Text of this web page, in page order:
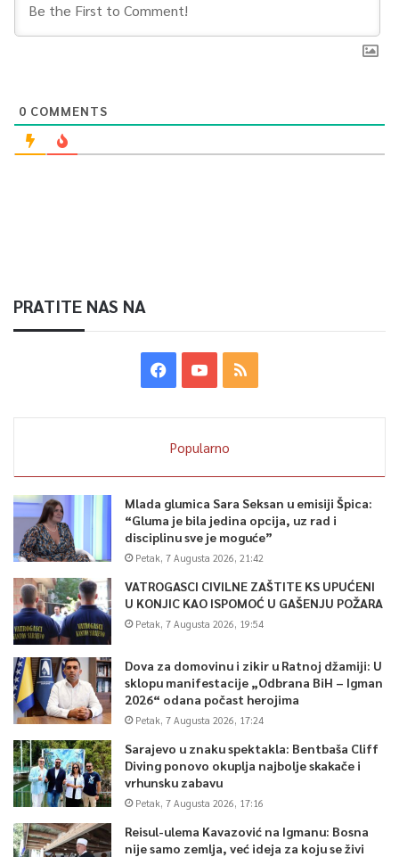
sebe – navodi se u saopćenju.
0 COMMENTS
PRATITE NAS NA
Popularno
Mlada glumica Sara Seksan u emisiji Špica:
“Gluma je bila jedina opcija, uz rad i
disciplinu sve je moguće”
Petak, 7 Augusta 2026, 21:42
VATROGASCI CIVILNE ZAŠTITE KS UPUĆENI
U KONJIC KAO ISPOMOĆ U GAŠENJU POŽARA
Petak, 7 Augusta 2026, 19:54
Dova za domovinu i zikir u Ratnoj džamiji: U
sklopu manifestacije „Odbrana BiH – Igman
2026“ odana počast herojima
Petak, 7 Augusta 2026, 17:24
Sarajevo u znaku spektakla: Bentbaša Cliff
Diving ponovo okuplja najbolje skakače i
vrhunsku zabavu
Petak, 7 Augusta 2026, 17:16
Reisul-ulema Kavazović na Igmanu: Bosna
nije samo zemlja, već ideja za koju se živi